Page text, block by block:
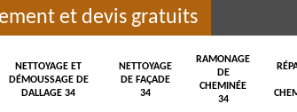
et devis gratuits
NETTOYAGE ET
DÉMOUSSAGE DE
DALLAGE 34
NETTOYAGE
DE FAÇADE
34
RAMONAGE
DE
CHEMINÉE
34